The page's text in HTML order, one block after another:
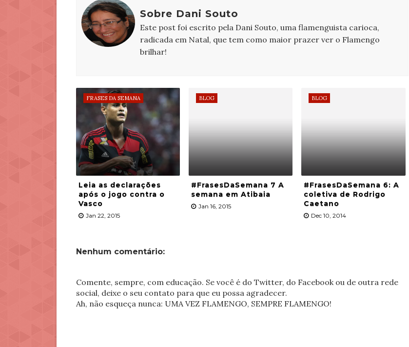
Sobre Dani Souto
Este post foi escrito pela Dani Souto, uma flamenguista carioca,
radicada em Natal, que tem como maior prazer ver o Flamengo
brilhar!
FRASES DA SEMANA
Leia as declarações
após o jogo contra o
Vasco
Jan 22, 2015
BLOG
#FrasesDaSemana 7 A
semana em Atibaia
Jan 16, 2015
BLOG
#FrasesDaSemana 6: A
coletiva de Rodrigo
Caetano
Dec 10, 2014
Nenhum comentário:
Comente, sempre, com educação. Se você é do Twitter, do Facebook ou de outra rede
social, deixe o seu contato para que eu possa agradecer.
Ah, não esqueça nunca: UMA VEZ FLAMENGO, SEMPRE FLAMENGO!